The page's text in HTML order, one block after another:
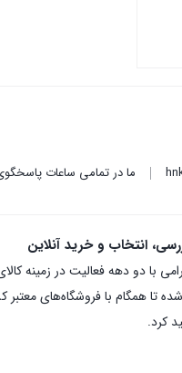
ما در تمامی ساعات
انتخاب و خرید آنلاین
همگام با فروشگاه‌های معتبر
کرد.